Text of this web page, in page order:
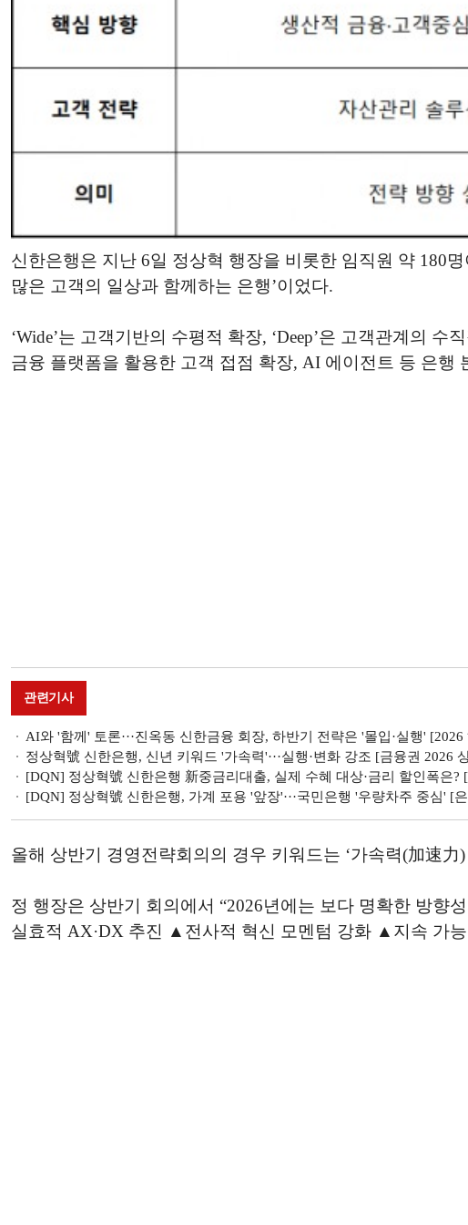
신한은행은 지난 6일 정상혁 행장을 비롯한 임직원 약 180
많은 고객의 일상과 함께하는 은행’이었다.
‘Wide’는 고객기반의 수평적 확장, ‘Deep’은 고객관계의
금융 플랫폼을 활용한 고객 접점 확장, AI 에이전트 등 은
관련기사
AI와 '함께' 토론···진옥동 신한금융 회장, 하반기 전략은 '몰입·실행'
정상혁號 신한은행, 신년 키워드 '가속력'···실행·변화 강조 [금융권 2026
[DQN] 정상혁號 신한은행 新중금리대출, 실제 수혜 대상·금리 할인폭은?
[DQN] 정상혁號 신한은행, 가계 포용 '앞장'···국민은행 '우량차주 중심' [
올해 상반기 경영전략회의의 경우 키워드는 ‘가속력(加速力
정 행장은 상반기 회의에서 “2026년에는 보다 명확한 방
실효적 AX·DX 추진 ▲전사적 혁신 모멘텀 강화 ▲지속 가